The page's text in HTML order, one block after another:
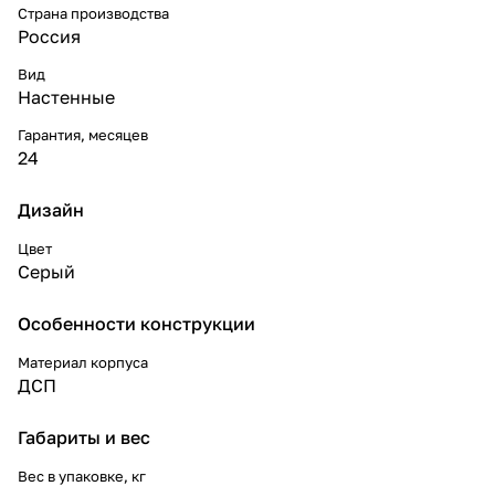
Страна производства
Россия
Вид
Настенные
Гарантия, месяцев
24
Дизайн
Цвет
Серый
Особенности конструкции
Материал корпуса
ДСП
Габариты и вес
Вес в упаковке, кг